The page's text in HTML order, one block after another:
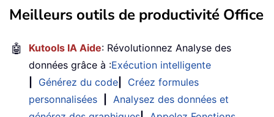
Meilleurs outils de productivité Office
🤖 Kutools IA Aide: Révolutionnez Analyse des
données grâce à :Exécution intelligente
Générez du code
Créez formules
personnalisées
Analysez des données et